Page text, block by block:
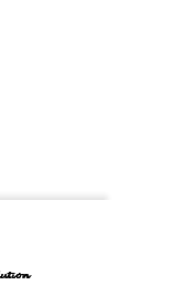
Contrôle  de  Traduction